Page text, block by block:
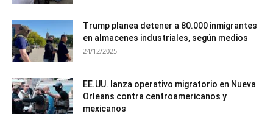
Trump planea detener a 80.000 inmigrantes
en almacenes industriales, según medios
24/12/2025
EE.UU. lanza operativo migratorio en Nueva
Orleans contra centroamericanos y
mexicanos